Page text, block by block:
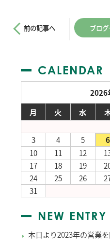
前の記事へ ブロ
CALENDAR
2026
月
火 水
3
4 5 6
10
11 12
17
18 19
24
25 26
31
NEW ENTRY
本日より2023年の営業を